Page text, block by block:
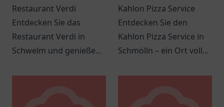
Restaurant Verdi
Entdecken Sie das
Restaurant Verdi in
Schwelm und genießen
Köstlichkeiten der
Kahlon Pizza Service
Entdecken Sie den
Kahlon Pizza Service in
Schmölln – ein Ort voller
Köstlichkeiten und